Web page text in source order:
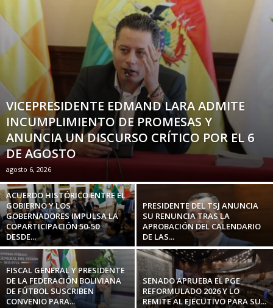
VICEPRESIDENTE EDMAND LARA ADMITE
INCUMPLIMIENTO DE PROMESAS Y
ANUNCIA UN DISCURSO CRÍTICO POR EL 6
DE AGOSTO
agosto 6, 2026
ACUERDO HISTÓRICO ENTRE EL
GOBIERNO Y LOS
GOBERNADORES IMPULSA LA
COPARTICIPACIÓN 50-50
DESDE...
PRESIDENTE DEL TSJ ANUNCIA
SU RENUNCIA TRAS LA
APROBACIÓN DEL CALENDARIO
DE LAS...
FISCAL GENERAL Y PRESIDENTE
DE LA FEDERACIÓN BOLIVIANA
DE FÚTBOL SUSCRIBEN
CONVENIO PARA...
SENADO APRUEBA EL PGE
REFORMULADO 2026 Y LO
REMITE AL EJECUTIVO PARA SU...